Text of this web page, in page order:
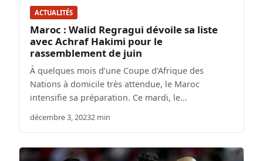
ACTUALITÉS
Maroc : Walid Regragui dévoile sa liste
avec Achraf Hakimi pour le
rassemblement de juin
À quelques mois d’une Coupe d’Afrique des
Nations à domicile très attendue, le Maroc
intensifie sa préparation. Ce mardi, le…
décembre 3, 20232 min